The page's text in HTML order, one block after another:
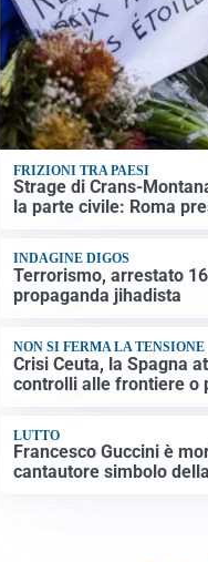
FRIZIONI TRA PAESI
Strage di Crans-
la parte civile: Roma
INDAGINE DIGOS
Terrorismo, arrestato
propaganda jihadista
NON SI FERMA LA TENSIONE
Crisi Ceuta, la Spagna
controlli alle frontiere o
LUTTO
Francesco Guccini è
cantautore simbolo